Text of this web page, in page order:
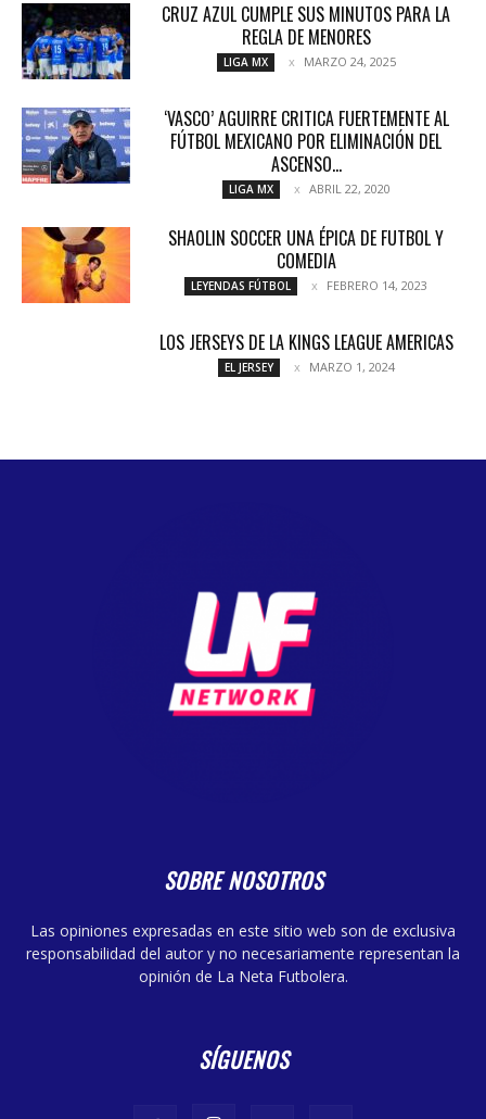
CRUZ AZUL CUMPLE SUS MINUTOS PARA LA
REGLA DE MENORES
LIGA MX MARZO 24, 2025
‘VASCO’ AGUIRRE CRITICA FUERTEMENTE AL
FÚTBOL MEXICANO POR ELIMINACIÓN DEL
ASCENSO...
LIGA MX ABRIL 22, 2020
SHAOLIN SOCCER UNA ÉPICA DE FUTBOL Y
COMEDIA
LEYENDAS FÚTBOL FEBRERO 14, 2023
LOS JERSEYS DE LA KINGS LEAGUE AMERICAS
EL JERSEY MARZO 1, 2024
SOBRE NOSOTROS
Las opiniones expresadas en este sitio web son de exclusiva
responsabilidad del autor y no necesariamente representan la
opinión de La Neta Futbolera.
SÍGUENOS